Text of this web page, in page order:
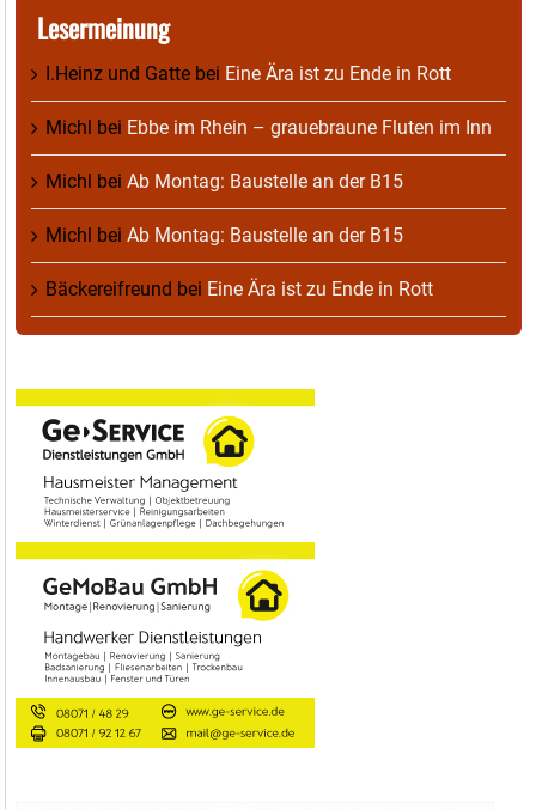
Lesermeinung
I.Heinz und Gatte bei Eine Ära ist zu Ende in Rott
Michl bei Ebbe im Rhein – grauebraune Fluten im Inn
Michl bei Ab Montag: Baustelle an der B15
Michl bei Ab Montag: Baustelle an der B15
Bäckereifreund bei Eine Ära ist zu Ende in Rott